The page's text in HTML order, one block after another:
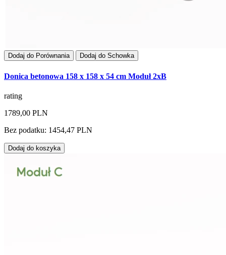
Dodaj do Porównania Dodaj do Schowka
Donica betonowa 158 x 158 x 54 cm Moduł 2xB
rating
1789,00 PLN
Bez podatku: 1454,47 PLN
Dodaj do koszyka